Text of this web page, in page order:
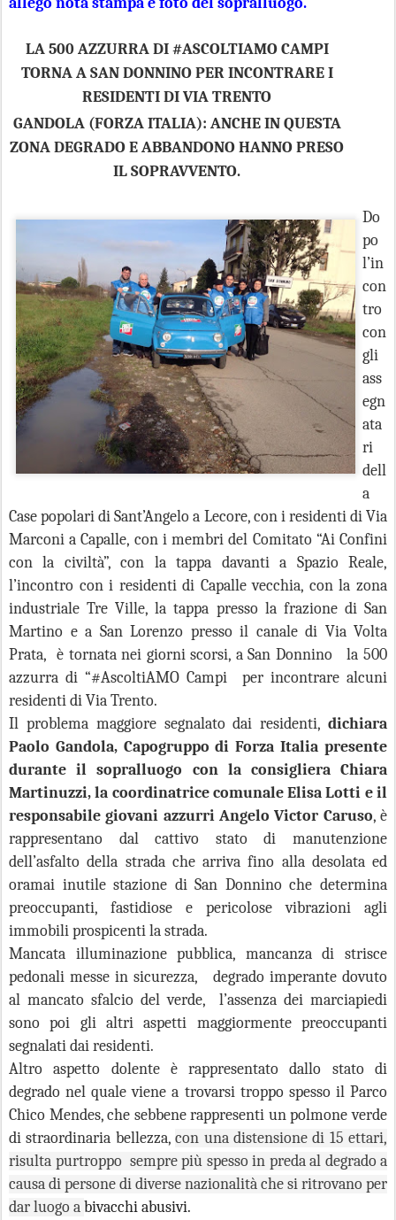
LA 500 AZZURRA DI #ASCOLTIAMO CAMPI
TORNA A SAN DONNINO PER INCONTRARE I
RESIDENTI DI VIA TRENTO
GANDOLA (FORZA ITALIA): ANCHE IN QUESTA
ZONA DEGRADO E ABBANDONO HANNO PRESO
IL SOPRAVVENTO.
Do
po
l’in
con
tro
con
gli
ass
egn
ata
ri
dell
a
Case popolari di Sant’Angelo a Lecore, con i residenti di Via
Marconi a Capalle, con i membri del Comitato “Ai Confini
con la civiltà”, con la tappa davanti a Spazio Reale,
l’incontro con i residenti di Capalle vecchia, con la zona
industriale Tre Ville, la tappa presso la frazione di San
Martino e a San Lorenzo presso il canale di Via Volta
Prata, è tornata nei giorni scorsi, a San Donnino la 500
azzurra di “#AscoltiAMO Campi per incontrare alcuni
residenti di Via Trento.
Il problema maggiore segnalato dai residenti, dichiara
Paolo Gandola, Capogruppo di Forza Italia presente
durante il sopralluogo con la consigliera Chiara
Martinuzzi, la coordinatrice comunale Elisa Lotti e il
responsabile giovani azzurri Angelo Victor Caruso, è
rappresentano dal cattivo stato di manutenzione
dell’asfalto della strada che arriva fino alla desolata ed
oramai inutile stazione di San Donnino che determina
preoccupanti, fastidiose e pericolose vibrazioni agli
immobili prospicenti la strada.
Mancata illuminazione pubblica, mancanza di strisce
pedonali messe in sicurezza, degrado imperante dovuto
al mancato sfalcio del verde, l’assenza dei marciapiedi
sono poi gli altri aspetti maggiormente preoccupanti
segnalati dai residenti.
Altro aspetto dolente è rappresentato dallo stato di
degrado nel quale viene a trovarsi troppo spesso il Parco
Chico Mendes, che sebbene rappresenti un polmone verde
di straordinaria bellezza,con una distensione di 15 ettari,
risulta purtroppo sempre più spesso in preda al degrado a
causa di persone di diverse nazionalità che si ritrovano per
dar luogo abivacchi abusivi.